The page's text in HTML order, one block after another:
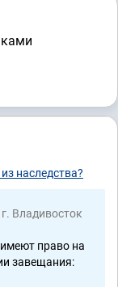
наследства?
г. Владивосток
право на
завещания: